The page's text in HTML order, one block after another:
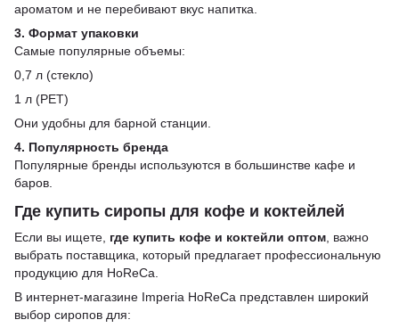
ароматом и не перебивают вкус напитка.
3. Формат упаковки
Самые популярные объемы:
0,7 л (стекло)
1 л (PET)
Они удобны для барной станции.
4. Популярность бренда
Популярные бренды используются в большинстве кафе и
баров.
Где купить сиропы для кофе и коктейлей
Если вы ищете, где купить кофе и коктейли оптом , важно
выбрать поставщика, который предлагает профессиональную
продукцию для HoReCa.
В интернет-магазине Imperia HoReCa представлен широкий
выбор сиропов для: